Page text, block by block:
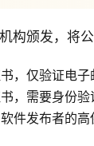
构颁发，将
，仅验证电子
，需要身份验
件发布者的高